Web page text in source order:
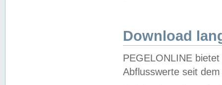
Download
PEGELONLINE
Abflusswerte seit